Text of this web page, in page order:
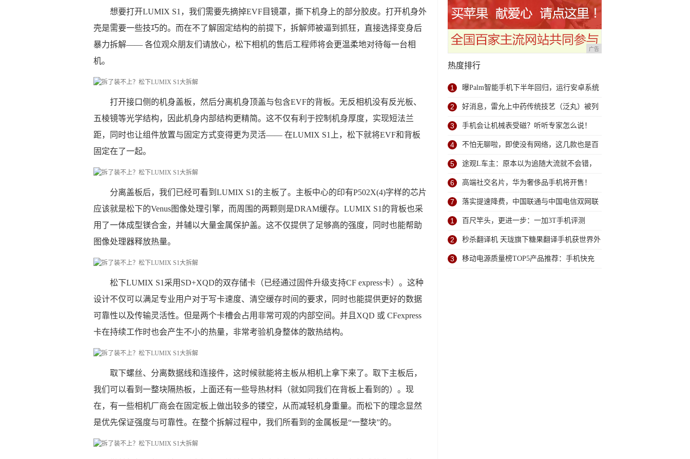
想要打开LUMIX S1，我们需要先摘掉EVF目镜罩，撕下机身上的部分胶皮。打开机身外
壳是需要一些技巧的。而在不了解固定结构的前提下，拆解师被逼到抓狂，直接选择变身后
暴力拆解—— 各位观众朋友们请放心，松下相机的售后工程师将会更温柔地对待每一台相
机。
打开接口侧的机身盖板，然后分离机身顶盖与包含EVF的背板。无反相机没有反光板、
五棱镜等光学结构，因此机身内部结构更精简。这不仅有利于控制机身厚度，实现短法兰
距，同时也让组件放置与固定方式变得更为灵活—— 在LUMIX S1上，松下就将EVF和背板
固定在了一起。
分离盖板后，我们已经可看到LUMIX S1的主板了。主板中心的印有P502X(4)字样的芯片
应该就是松下的Venus图像处理引擎，而周围的两颗则是DRAM缓存。LUMIX S1的背板也采
用了一体成型镁合金，并辅以大量金属保护盖。这不仅提供了足够高的强度，同时也能帮助
图像处理器释放热量。
松下LUMIX S1采用SD+XQD的双存储卡（已经通过固件升级支持CF express卡）。这种
设计不仅可以满足专业用户对于写卡速度、清空缓存时间的要求，同时也能提供更好的数据
可靠性以及传输灵活性。但是两个卡槽会占用非常可观的内部空间。并且XQD 或 CFexpress
卡在持续工作时也会产生不小的热量，非常考验机身整体的散热结构。
取下螺丝、分离数据线和连接件，这时候就能将主板从相机上拿下来了。取下主板后，
我们可以看到一整块隔热板，上面还有一些导热材料（就如同我们在背板上看到的）。现
在，有一些相机厂商会在固定板上做出较多的镂空，从而减轻机身重量。而松下的理念显然
是优先保证强度与可靠性。在整个拆解过程中，我们所看到的金属板是“一整块”的。
广告
热度排行
1 曝Palm智能手机下半年回归，运行安卓系统
2 好消息，雷允上中药传统技艺（泛丸）被列
入第七批苏州市非物质文化遗产代表性项目
名录
3 手机会让机械表受磁？听听专家怎么说！
4 不怕无聊啦，即使没有网络，这几款也是百
玩不腻的手机单机游戏
5 途观L车主：原本以为追随大流就不会错，
直到我遇到了TA
6 高端社交名片，华为奢侈品手机将开售！
7 落实提速降费，中国联通与中国电信双网联
合，推广六模全网通终端
1 百尺竿头，更进一步：一加3T手机评测
2 秒杀翻译机 天珑旗下糖果翻译手机获世界外
交官授牌点
3 移动电源质量榜TOP5产品推荐：手机快充